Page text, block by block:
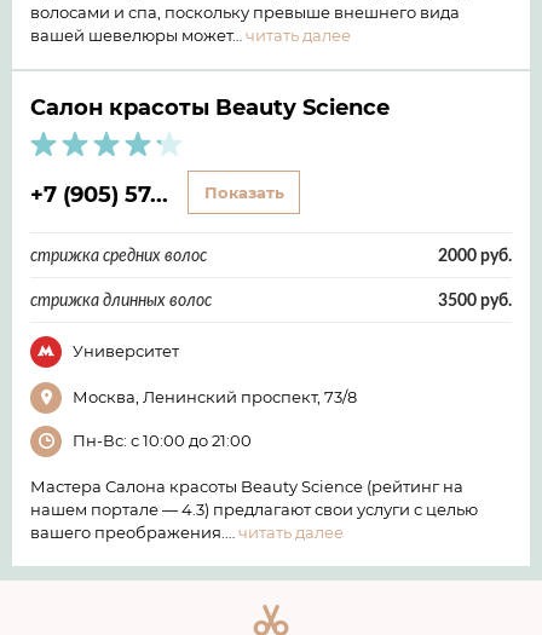
волосами и спа, поскольку превыше внешнего вида
вашей шевелюры может… читать далее
Салон красоты Beauty Science
+7 (905) 57... Показать
стрижка средних волос 2000 руб.
стрижка длинных волос 3500 руб.
Университет
Москва, Ленинский проспект, 73/8
Пн-Вс: с 10:00 до 21:00
Мастера Салона красоты Beauty Science (рейтинг на
нашем портале — 4.3) предлагают свои услуги с целью
вашего преображения.… читать далее